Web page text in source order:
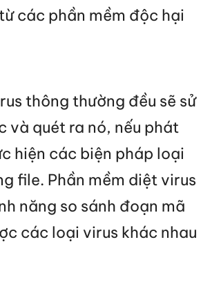
các phần mềm độc hại
thông thường đều sẽ sử
và quét ra nó, nếu phát
hiện các biện pháp loại
file. Phần mềm diệt virus
năng so sánh đoạn mã
các loại virus khác nhau